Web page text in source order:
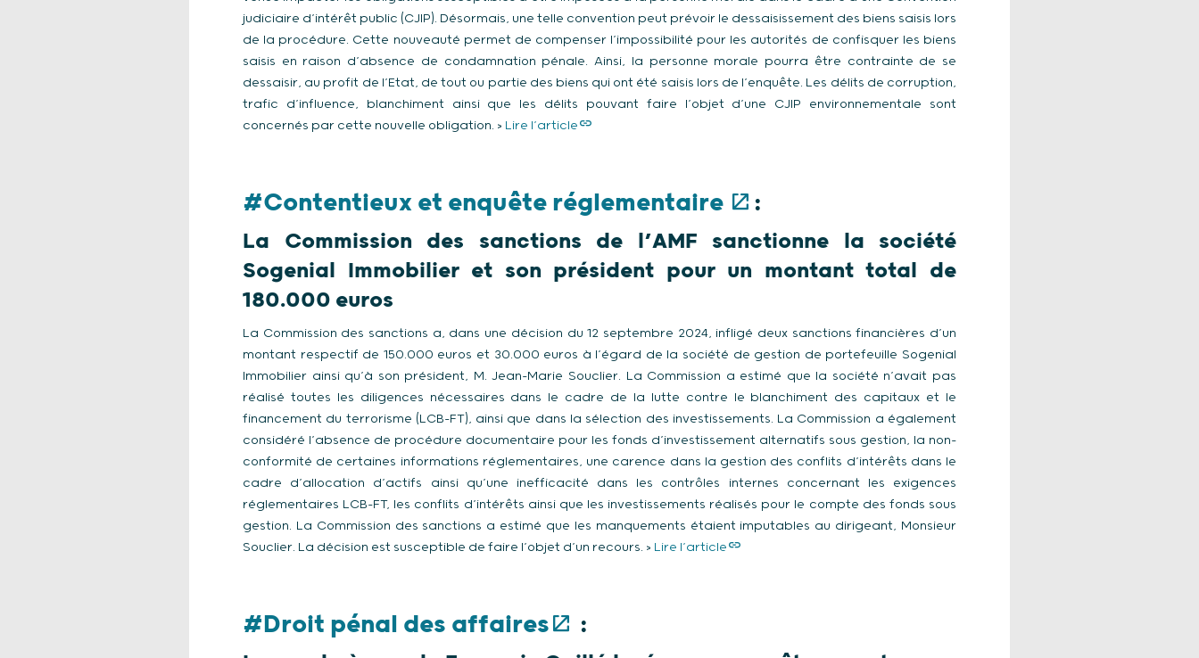
judiciaire d’intérêt public (CJIP). Désormais, une telle convention peut prévoir le dessaisissement des biens saisis lors
de la procédure. Cette nouveauté permet de compenser l’impossibilité pour les autorités de confisquer les biens
saisis en raison d’absence de condamnation pénale. Ainsi, la personne morale pourra être contrainte de se
dessaisir, au profit de l’Etat, de tout ou partie des biens qui ont été saisis lors de l’enquête. Les délits de corruption,
trafic d’influence, blanchiment ainsi que les délits pouvant faire l’objet d’une CJIP environnementale sont
concernés par cette nouvelle obligation. > Lire l’article
#Contentieux et enquête réglementaire :
La Commission des sanctions de l’AMF sanctionne la société
Sogenial Immobilier et son président pour un montant total de
180.000 euros
La Commission des sanctions a, dans une décision du 12 septembre 2024, infligé deux sanctions financières d’un
montant respectif de 150.000 euros et 30.000 euros à l’égard de la société de gestion de portefeuille Sogenial
Immobilier ainsi qu’à son président, M. Jean-Marie Souclier. La Commission a estimé que la société n’avait pas
réalisé toutes les diligences nécessaires dans le cadre de la lutte contre le blanchiment des capitaux et le
financement du terrorisme (LCB-FT), ainsi que dans la sélection des investissements. La Commission a également
considéré l’absence de procédure documentaire pour les fonds d’investissement alternatifs sous gestion, la non-
conformité de certaines informations réglementaires, une carence dans la gestion des conflits d’intérêts dans le
cadre d’allocation d’actifs ainsi qu’une inefficacité dans les contrôles internes concernant les exigences
réglementaires LCB-FT, les conflits d’intérêts ainsi que les investissements réalisés pour le compte des fonds sous
gestion. La Commission des sanctions a estimé que les manquements étaient imputables au dirigeant, Monsieur
Souclier. La décision est susceptible de faire l’objet d’un recours. > Lire l’article
#Droit pénal des affaires :